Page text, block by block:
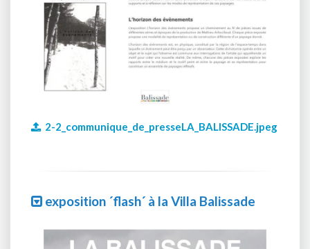
2-2_communique_de_presseLA_BALISSADE.jpeg
exposition ´flash´ à la Villa Balissade